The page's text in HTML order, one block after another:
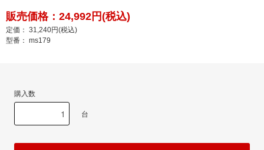
販売価格：24,992円(税込)
定価： 31,240円(税込)
型番： ms179
購入数
台